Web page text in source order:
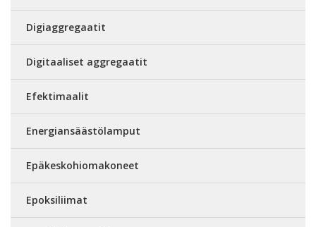
Digiaggregaatit
Digitaaliset aggregaatit
Efektimaalit
Energiansäästölamput
Epäkeskohiomakoneet
Epoksiliimat